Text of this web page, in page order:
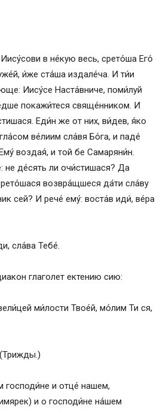
в не́кую весь, срето́ша Его́
и́же ста́ша издале́ча. И ти́и
Иису́се Наста́вниче, поми́луй
покажи́теся свяще́нником. И
Еди́н же от них, ви́дев, я́ко
ве́лиим сла́вя Бо́га, и паде́
воздая́, и той бе Самаряни́н.
не де́сять ли очи́стишася? Да
возвра́щшеся да́ти сла́ву
сей? И рече́ ему́: воста́в иди́, ве́ра
сла́ва Тебе́.
глаголет ектению сию:
ми́лости Твое́й, мо́лим Ти ся,
и отце́ нашем,
и о господи́не на́шем